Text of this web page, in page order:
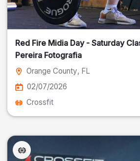
Red Fire Midia Day - Saturday
Pereira Fotografia
Orange County, FL
02/07/2026
Crossfit